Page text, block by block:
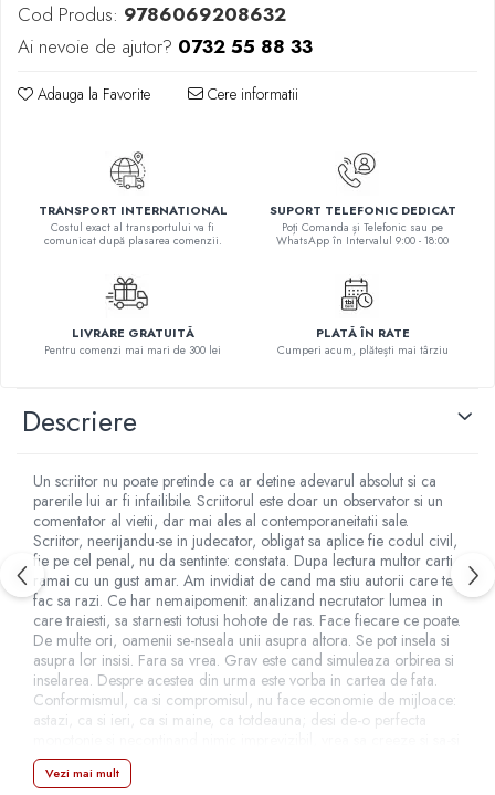
Starea de bine
Terapii Alternative
AudioBook
Biografii, Memorii, Jurnale
Carti pentru Adolescenti, Young
Adult
Crime, Thriller, Mistery
Literatura Romana
Literatura Universala
Romane de dragoste, Carti
romantice
Senzatii/Dragoste
Senzatii/Erotic
Senzatii/Suspans
Senzatii/Thriller
SF & Fantasy
Teatru
Teens Book Club
Umor
Adezivi si benzi adezive
Cod Produs: 9786069208632
Ai nevoie de ajutor? 0732 55 88 33
Adauga la Favorite Cere informatii
TRANSPORT INTERNATIONAL
Costul exact al transportului va fi
comunicat după plasarea comenzii.
SUPORT TELEFONIC DEDICAT
Poți Comanda și Telefonic sau pe
WhatsApp în Intervalul 9:00 - 18:00
LIVRARE GRATUITĂ
Pentru comenzi mai mari de 300 lei
PLATĂ ÎN RATE
Cumperi acum, plătești mai târziu
Descriere
Un scriitor nu poate pretinde ca ar detine adevarul absolut si ca
parerile lui ar fi infailibile. Scriitorul este doar un observator si un
comentator al vietii, dar mai ales al contemporaneitatii sale.
Scriitor, neerijandu-se in judecator, obligat sa aplice fie codul civil,
fie pe cel penal, nu da sentinte: constata. Dupa lectura multor carti
ramai cu un gust amar. Am invidiat de cand ma stiu autorii care te
fac sa razi. Ce har nemaipomenit: analizand necrutator lumea in
care traiesti, sa starnesti totusi hohote de ras. Face fiecare ce poate.
De multe ori, oamenii se-nseala unii asupra altora. Se pot insela si
asupra lor insisi. Fara sa vrea. Grav este cand simuleaza orbirea si
inselarea. Despre acestea din urma este vorba in cartea de fata.
Conformismul, ca si compromisul, nu face economie de mijloace:
astazi, ca si ieri, ca si maine, ca totdeauna; desi de-o perfecta
creeze iluzia ca schimbandu-si recuzita isi schimba continutul. Pe
lume exista prosti cinstiti, prin voia Domnului, dar si mai multi
Vezi mai mult